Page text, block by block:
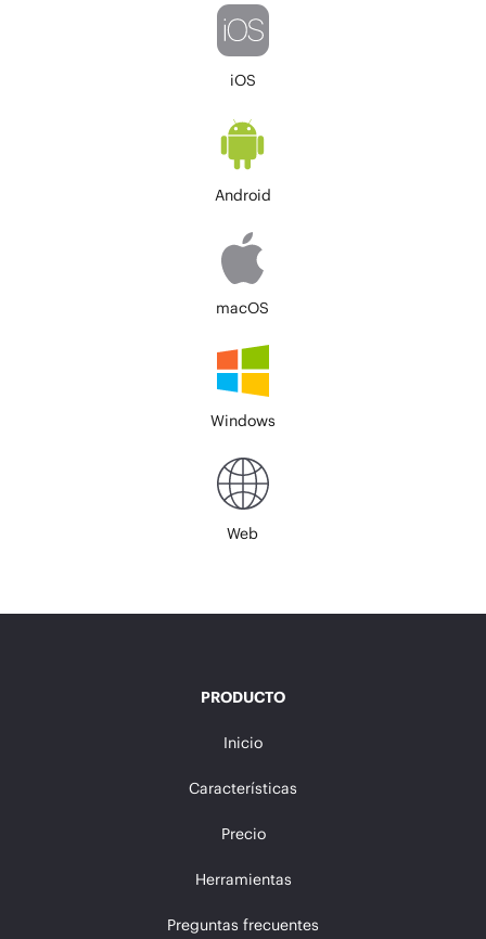
iOS
Android
macOS
Windows
Web
PRODUCTO
Inicio
Características
Precio
Herramientas
Preguntas frecuentes